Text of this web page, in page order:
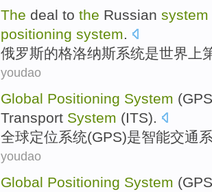
The deal to the Russian system
positioning system.
俄罗斯的格洛纳斯系统是世界 上
youdao
Global Positioning System (GPS
Transport System (ITS).
全球定位系统(GPS)是智能交通
youdao
Global Positioning System (GPS